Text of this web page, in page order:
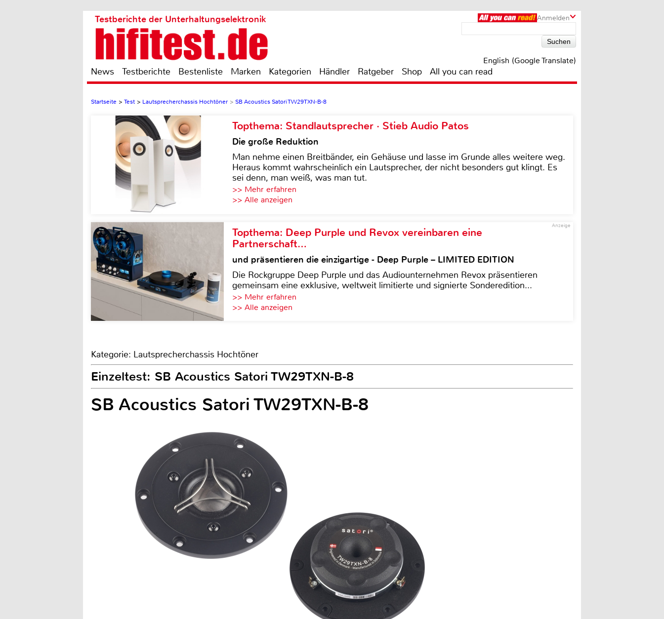
Anmelden
Testberichte der Unterhaltungselektronik
English (Google Translate)
News Testberichte Bestenliste Marken Kategorien Händler Ratgeber Shop All you can read
Startseite > Test > Lautsprecherchassis Hochtöner > SB Acoustics Satori TW29TXN-B-8
Topthema: Standlautsprecher · Stieb Audio Patos
Die große Reduktion
Man nehme einen Breitbänder, ein Gehäuse und lasse im Grunde alles weitere weg.
Heraus kommt wahrscheinlich ein Lautsprecher, der nicht besonders gut klingt. Es
sei denn, man weiß, was man tut.
>> Mehr erfahren
>> Alle anzeigen
Anzeige
Topthema: Deep Purple und Revox vereinbaren eine
Partnerschaft…
und präsentieren die einzigartige - Deep Purple – LIMITED EDITION
Die Rockgruppe Deep Purple und das Audiounternehmen Revox präsentieren
gemeinsam eine exklusive, weltweit limitierte und signierte Sonderedition...
>> Mehr erfahren
>> Alle anzeigen
Kategorie: Lautsprecherchassis Hochtöner
Einzeltest: SB Acoustics Satori TW29TXN-B-8
SB Acoustics Satori TW29TXN-B-8